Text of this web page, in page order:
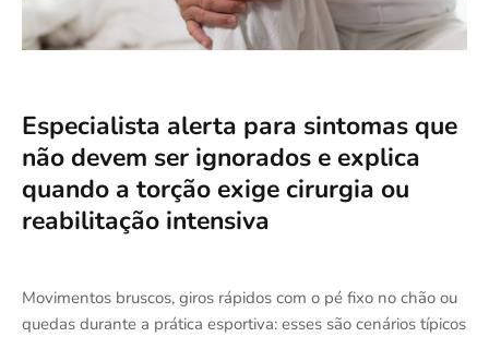
Especialista alerta para sintomas que
não devem ser ignorados e explica
quando a torção exige cirurgia ou
reabilitação intensiva
Movimentos bruscos, giros rápidos com o pé fixo no chão ou
quedas durante a prática esportiva: esses são cenários típicos